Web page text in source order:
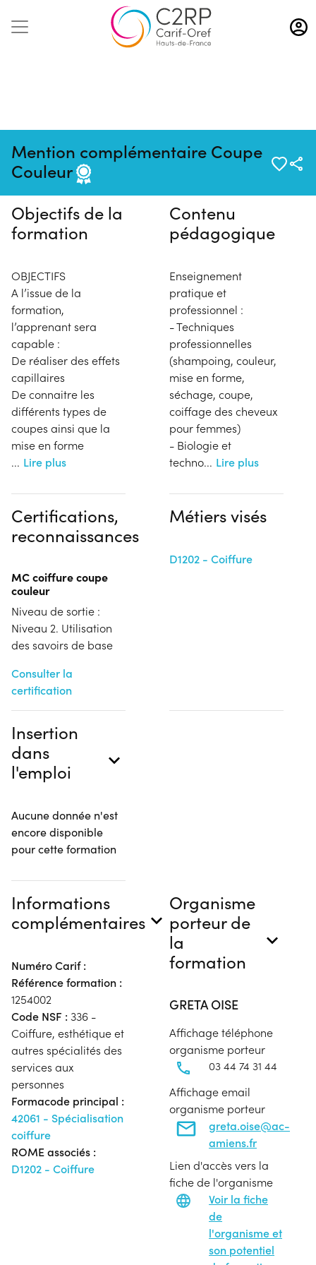
Aller
au
contenu
Mention complémentaire Coupe
Couleur
Pas de session programmée en
ce moment
Objectifs de la
formation
OBJECTIFS
A l’issue de la
formation,
l’apprenant sera
capable :
De réaliser des effets
capillaires
De connaitre les
différents types de
coupes ainsi que la
mise en forme
... Lire plus
Contenu
pédagogique
Enseignement
pratique et
professionnel :
- Techniques
professionnelles
(shampoing, couleur,
mise en forme,
séchage, coupe,
coiffage des cheveux
pour femmes)
- Biologie et
techno... Lire plus
Certifications,
reconnaissances
MC coiffure coupe
couleur
Niveau de sortie :
Niveau 2. Utilisation
des savoirs de base
Consulter la
certification
Métiers visés
D1202 - Coiffure
Insertion
dans
l'emploi
Aucune donnée n'est
encore disponible
pour cette formation
Informations
complémentaires
Numéro Carif :
Référence formation :
1254002
Code NSF : 336 -
Coiffure, esthétique et
autres spécialités des
services aux
personnes
Formacode principal :
42061 - Spécialisation
coiffure
ROME associés :
D1202 - Coiffure
Organisme
porteur de
la
formation
GRETA OISE
Affichage téléphone
organisme porteur
03 44 74 31 44
Affichage email
organisme porteur
greta.oise@ac-
amiens.fr
Lien d'accès vers la
fiche de l'organisme
Voir la fiche
de
l'organisme et
son potentiel